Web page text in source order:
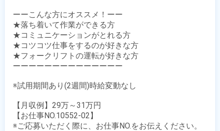
ーーこんな方にオススメ！ーー
★落ち着いて作業ができる方
★コミュニケーションがとれる方
★コツコツ仕事をするのが好きな方
★フォークリフトの運転が好きな方
ーーーーーーーーーーーーーー
※試用期間あり(2週間)時給変動なし
【月収例】29万～31万円
【お仕事NO.10552-02】
※ご応募いただく際に、お仕事NO.をお伝えください。